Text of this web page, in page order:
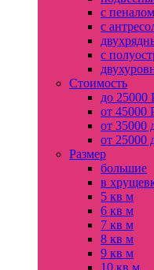
с пеналом
с
с
Стоимость
до 25000
от 45000
от 35000
от 25000
Размер
большие
в
5 кв м
6 кв м
7 кв м
8 кв м
9 кв м
10 кв м